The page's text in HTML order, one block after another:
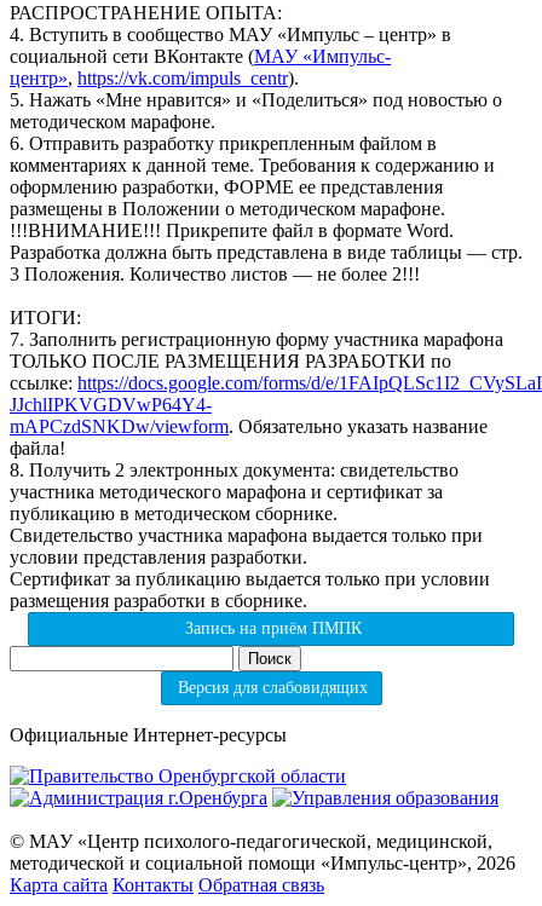
РАСПРОСТРАНЕНИЕ ОПЫТА:
4. Вступить в сообщество МАУ «Импульс – центр» в
социальной сети ВКонтакте (МАУ «Импульс-
центр», https://vk.com/impuls_centr).
5. Нажать «Мне нравится» и «Поделиться» под новостью о
методическом марафоне.
6. Отправить разработку прикрепленным файлом в
комментариях к данной теме. Требования к содержанию и
оформлению разработки, ФОРМЕ ее представления
размещены в Положении о методическом марафоне.
!!!ВНИМАНИЕ!!! Прикрепите файл в формате Word.
Разработка должна быть представлена в виде таблицы — стр.
3 Положения. Количество листов — не более 2!!!
ИТОГИ:
7. Заполнить регистрационную форму участника марафона
ТОЛЬКО ПОСЛЕ РАЗМЕЩЕНИЯ РАЗРАБОТКИ по
ссылке: https://docs.google.com/forms/d/e/
JJchlIPKVGDVwP64Y4-
mAPCzdSNKDw/viewform. Обязательно указать название
файла!
8. Получить 2 электронных документа: свидетельство
участника методического марафона и сертификат за
публикацию в методическом сборнике.
Свидетельство участника марафона выдается только при
условии представления разработки.
Сертификат за публикацию выдается только при условии
размещения разработки в сборнике.
Запись на приём ПМПК
Версия для слабовидящих
Официальные Интернет-ресурсы
© МАУ «Центр психолого-педагогической, медицинской,
методической и социальной помощи «Импульс-центр», 2026
Карта сайта Контакты Обратная связь